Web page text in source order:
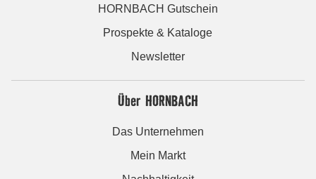
HORNBACH Gutschein
Prospekte & Kataloge
Newsletter
Über HORNBACH
Das Unternehmen
Mein Markt